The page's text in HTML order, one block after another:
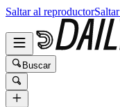
Saltar al reproductor
Buscar